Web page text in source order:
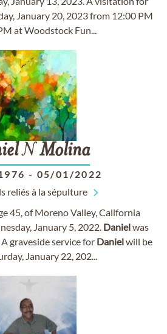
January 20, 2023 from 12:00 PM
at Woodstock Fun...
N Molina
- 05/01/2022
reliés à la sépulture
45, of Moreno Valley, California
January 5, 2022. Danielwas
graveside service for Danielwill be
January 22, 202...